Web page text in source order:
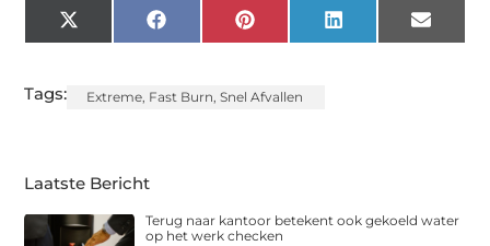
X
(Twitter)
FacebookPinterest LinkedIn Email
Tags: Extreme, Fast Burn,Snel Afvallen
Laatste Bericht
Terug naar kantoor betekent ook gekoeld water
op het werk checken